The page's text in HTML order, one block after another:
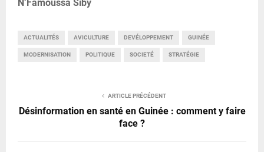
N’Famoussa Siby
ACTUALITÉS AVICULTURE DEVÉLOPPEMENT GUINÉE
MODERNISATION POLITIQUE SOCIETÉ STRATÉGIE
ARTICLE PRÉCÉDENT
Désinformation en santé en Guinée : comment y faire
face ?